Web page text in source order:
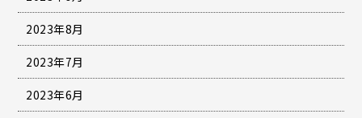
2023年8月
2023年7月
2023年6月